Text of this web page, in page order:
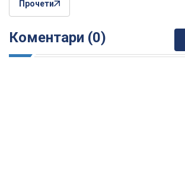
Прочети
Коментари (0)